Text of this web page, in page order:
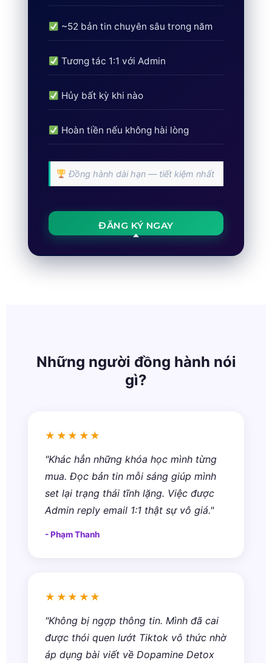
~52 bản tin chuyên sâu trong năm
Tương tác 1:1 với Admin
Hủy bất kỳ khi nào
Hoàn tiền nếu không hài lòng
Đồng hành dài hạn — tiết kiệm nhất
ĐĂNG KÝ NGAY
Những người đồng hành nói
gì?
★★★★★
"Khác hẳn những khóa học mình từng
mua. Đọc bản tin mỗi sáng giúp mình
set lại trạng thái tĩnh lặng. Việc được
Admin reply email 1:1 thật sự vô giá."
- Phạm Thanh
★★★★★
"Không bị ngợp thông tin. Mình đã cai
được thói quen lướt Tiktok vô thức nhờ
áp dụng bài viết về Dopamine Detox